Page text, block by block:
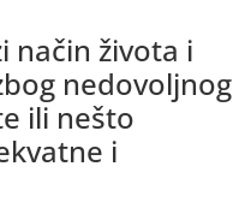
način života i
nedovoljnog
ili nešto
i